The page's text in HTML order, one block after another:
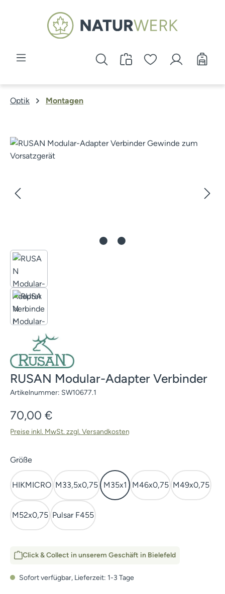
Zum Hauptinhalt springen
Optik Montagen
Bildergalerie überspringen
RUSAN Modular-Adapter Verbinder
Artikelnummer: SW10677.1
Regulärer Preis:
70,00 €
Preise inkl. MwSt. zzgl. Versandkosten
Größeauswählen
HIKMICRO M33,5x0,75 M35x1 M46x0,75 M49x0,75
M52x0,75 Pulsar F455
Click & Collect in unserem Geschäft in Bielefeld
Sofort verfügbar, Lieferzeit: 1-3 Tage